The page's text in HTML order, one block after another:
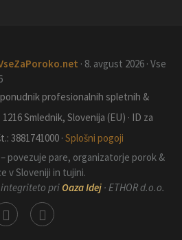
· 8. avgust 2026 · Vse
profesionalnih spletnih &
Smlednik, Slovenija (EU) · ID za
3881741000 · Splošni pogoji
– povezuje pare, organizatorje porok &
v Sloveniji in tujini.
integriteto pri Oaza Idej · ETHOR d.o.o.